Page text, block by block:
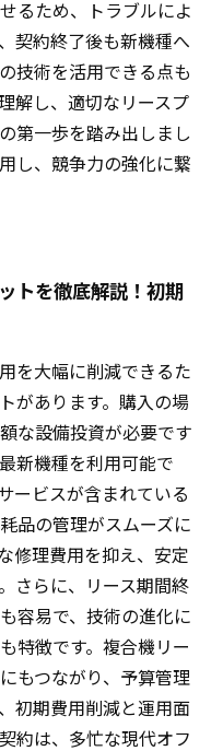
るため、トラブルによ
契約終了後も新機種へ
技術を活用できる点も
解し、適切なリースプ
第一歩を踏み出しまし
し、競争力の強化に繋
トを徹底解説！初期
を大幅に削減できるた
があります。購入の場
な設備投資が必要です
新機種を利用可能で
ービスが含まれている
品の管理がスムーズに
修理費用を抑え、安定
さらに、リース期間終
容易で、技術の進化に
特徴です。複合機リー
もつながり、予算管理
初期費用削減と運用面
約は、多忙な現代オフ